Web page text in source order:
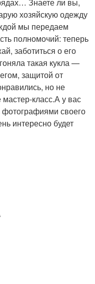
хозяйскую одежду
мы передаем
полномочий: теперь
заботиться о его
такая кукла —
защитой от
но не
мастер-класс.А у вас
фотографиями своего
интересно будет